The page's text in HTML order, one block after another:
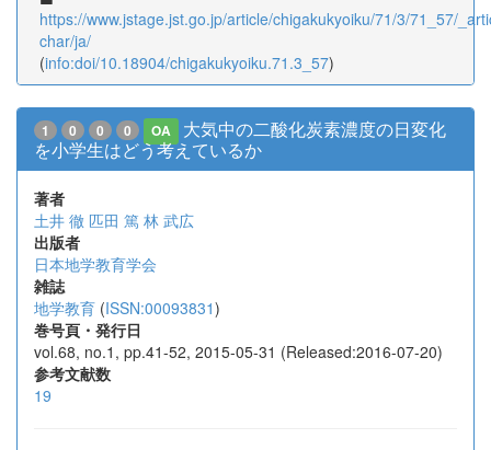
https://www.jstage.jst.go.jp/article/chigakukyoiku/71/3/71_57/
char/ja/
(info:doi/10.18904/chigakukyoiku.71.3_57)
1 0 0 0 OA
大気中の二酸化炭素濃度の日変化
を小学生はどう考えているか
著者
土井 徹 匹田 篤 林 武広
出版者
日本地学教育学会
雑誌
地学教育 (ISSN:00093831)
巻号頁・発行日
vol.68, no.1, pp.41-52, 2015-05-31 (Released:2016-07-20)
参考文献数
19